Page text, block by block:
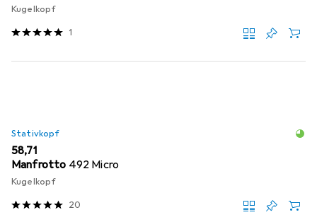
Kugelkopf
1
Stativkopf
EUR
58,71
Manfrotto 492 Micro
Kugelkopf
20